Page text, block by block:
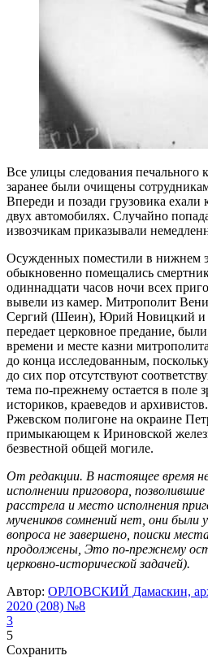
Все улицы следования печального
заранее были очищены
Впереди и позади грузовика
двух автомобилях. Случайно
извозчикам приказывали
Осужденных поместили в нижнем
обыкновенно помещались
одиннадцати часов ночи всех
вывели из камер. Митрополит
Сергий (Шеин), Юрий Новицкий и
передает церковное предание, были
времени и месте казни
до конца исследованным,
до сих пор отсутствуют
тема по-прежнему остается в поле
историков, краеведов и архивистов.
Ржевском полигоне на окраине
примыкающем к Ириновской
безвестной общей могиле.
От редакции. В настоящее время
исполнении приговора,
расстрела и место исполнения
мучеников сомнений нет, они были
вопроса не завершено, поиски
продолжены, Это по-прежнему
церковно-исторической задачей).
Автор: ОРЛОВСКИЙ Дамаскин,
2020 (208) №8
3
5
Сохранить